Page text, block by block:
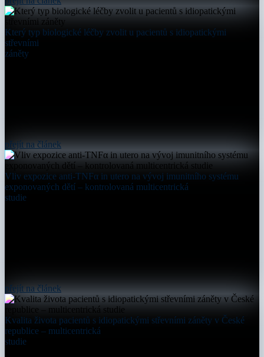
Který typ biologické léčby zvolit u pacientů s idiopatickými
střevními
záněty
přejít na článek
Vliv expozice anti-TNFα in utero na vývoj imunitního systému
exponovaných dětí – kontrolovaná multicentrická
studie
přejít na článek
Kvalita života pacientů s idiopatickými střevními záněty v České
republice – multicentrická
studie